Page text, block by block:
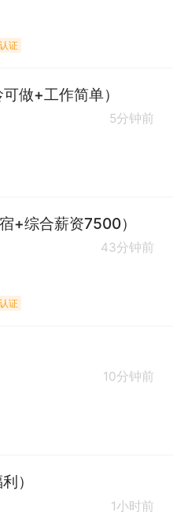
认证
做+工作简单）
5分钟前
+综合薪资7500）
43分钟前
认证
10分钟前
）
1小时前